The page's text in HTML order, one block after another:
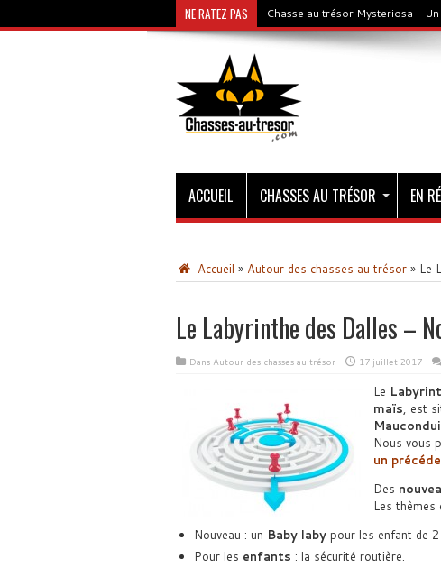
NE RATEZ PAS Chasse au trésor Mysteriosa -
ACCUEIL CHASSES AU TRÉSOR EN
Accueil » Autour des chasses au trésor » Le
Le Labyrinthe des Dalles –
Dans Autour des chasses au trésor 17 juillet 2017
Le
maïs, est
Nous vous
un
Des
Les thèmes
Nouveau : un Baby labypour les enfant de 2
Pour les enfants : la sécurité routière.